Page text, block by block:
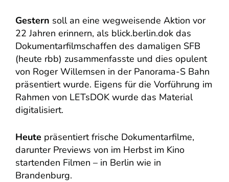
Gestern soll an eine wegweisende Aktion vor
22 Jahren erinnern, als blick.berlin.dok das
Dokumentarfilmschaffen des damaligen SFB
(heute rbb) zusammenfasste und dies opulent
von Roger Willemsen in der Panorama-S Bahn
präsentiert wurde. Eigens für die Vorführung im
Rahmen von LETsDOK wurde das Material
digitalisiert.
Heute präsentiert frische Dokumentarfilme,
darunter Previews von im Herbst im Kino
startenden Filmen – in Berlin wie in
Brandenburg.